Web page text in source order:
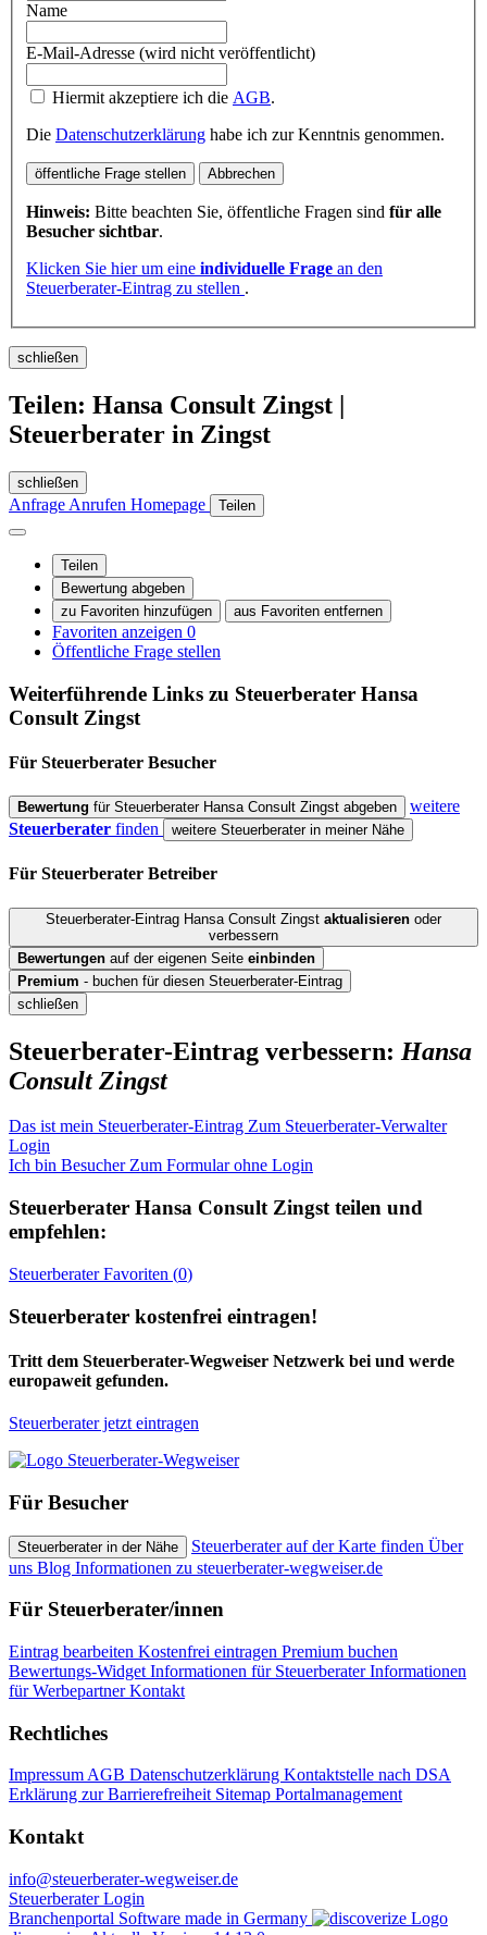
Name
E-Mail-Adresse (wird nicht veröffentlicht)
Hiermit akzeptiere ich die AGB.
Die Datenschutzerklärung habe ich zur Kenntnis genommen.
öffentliche Frage stellen Abbrechen
Hinweis: Bitte beachten Sie, öffentliche Fragen sind für alle
Besucher sichtbar.
Klicken Sie hier um eine individuelle Frage an den
Steuerberater-Eintrag zu stellen .
schließen
Teilen: Hansa Consult Zingst |
Steuerberater in Zingst
schließen
Anfrage Anrufen Homepage Teilen
Teilen
Bewertung abgeben
zu Favoriten hinzufügen
aus Favoriten entfernen
Favoriten anzeigen 0
Öffentliche Frage stellen
Weiterführende Links zu Steuerberater Hansa
Consult Zingst
Für Steuerberater Besucher
Bewertung für Steuerberater Hansa Consult Zingst abgeben
weitere
Steuerberater finden weitere Steuerberater in meiner Nähe
Für Steuerberater Betreiber
Steuerberater-Eintrag Hansa Consult Zingst aktualisieren oder
verbessern
Bewertungen auf der eigenen Seite einbinden
Premium - buchen für diesen Steuerberater-Eintrag
schließen
Steuerberater-Eintrag verbessern: Hansa
Consult Zingst
Das ist mein Steuerberater-Eintrag Zum Steuerberater-Verwalter
Login
Ich bin BesucherZum Formular ohne Login
Steuerberater Hansa Consult Zingst teilen und
empfehlen:
SteuerberaterFavoriten (0)
Steuerberater kostenfrei eintragen!
Tritt dem Steuerberater-Wegweiser Netzwerk bei und werde
europaweit gefunden.
Steuerberater jetzt eintragen
Für Besucher
Steuerberater in der Nähe Steuerberater auf der Karte finden Über
uns Blog Informationen zu steuerberater-wegweiser.de
Für Steuerberater/innen
Eintrag bearbeiten Kostenfrei eintragen Premium buchen
Bewertungs-Widget Informationen für SteuerberaterInformationen
für WerbepartnerKontakt
Rechtliches
ImpressumAGB Datenschutzerklärung Kontaktstelle nach DSA
Erklärung zur Barrierefreiheit Sitemap Portalmanagement
Kontakt
info@steuerberater-wegweiser.de
Steuerberater Login
Branchenportal Software made in Germany